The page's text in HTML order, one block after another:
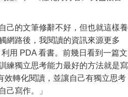
己的文筆修辭不好，但也就這樣養
網路後，我閱讀的資訊來源更多
用 PDA 看書。前幾日看到一篇文
練獨立思考能力最好的方法就是寫
效轉化閱讀，並讓自己有獨立思考
己寫作。」